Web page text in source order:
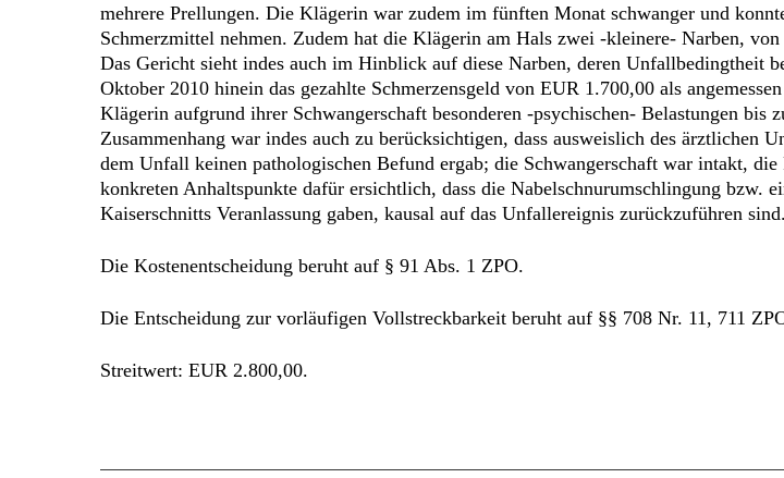
mehrere Prellungen. Die Klägerin war zudem im fünften Monat schwanger und
Schmerzmittel nehmen. Zudem hat die Klägerin am Hals zwei -kleinere- Narben,
Das Gericht sieht indes auch im Hinblick auf diese Narben, deren Unfallbedingtheit
Oktober 2010 hinein das gezahlte Schmerzensgeld von EUR 1.700,00 als
Klägerin aufgrund ihrer Schwangerschaft besonderen -psychischen- Belastungen bis
Zusammenhang war indes auch zu berücksichtigen, dass ausweislich des ärztlichen
dem Unfall keinen pathologischen Befund ergab; die Schwangerschaft war intakt,
konkreten Anhaltspunkte dafür ersichtlich, dass die Nabelschnurumschlingung bzw.
Kaiserschnitts Veranlassung gaben, kausal auf das Unfallereignis zurückzuführen sind.
Die Kostenentscheidung beruht auf § 91 Abs. 1 ZPO.
Die Entscheidung zur vorläufigen Vollstreckbarkeit beruht auf §§ 708 Nr. 11, 711
Streitwert: EUR 2.800,00.